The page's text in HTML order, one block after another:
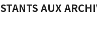
AUX